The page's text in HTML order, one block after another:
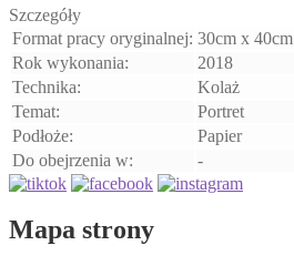
Szczegóły
Format pracy oryginalnej: 30cm x 40cm
Rok wykonania:
2018
Technika:
Kolaż
Temat:
Portret
Podłoże:
Papier
Do obejrzenia w:
-
Mapa strony